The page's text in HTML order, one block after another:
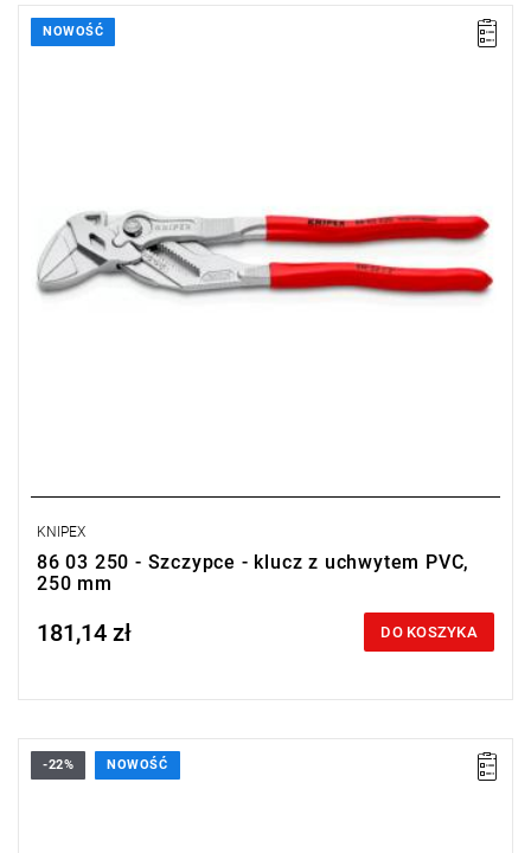
• Wymiary (dł. x szer. x wys.): 250 x 53 x 18 mm
NOWOŚĆ
KNIPEX
86 03 250 - Szczypce - klucz z uchwytem PVC,
250 mm
Price tax included
181,14 zł DO KOSZYKA
-22% NOWOŚĆ